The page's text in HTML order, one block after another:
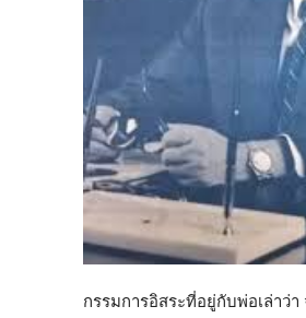
กรรมการอิสระที่อยู่กับพ่อเล่าว่